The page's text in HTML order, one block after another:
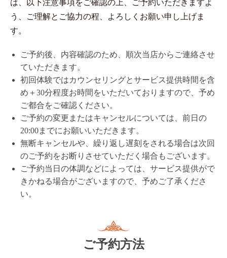
は、以下注意事項をご確認の上、ご予約いただきますよ
う、ご理解とご協力の程、よろしくお願い申し上げま
す。
ご予約後、内容確認のため、順次当店からご連絡させ
ていただきます。
初回体験ではカウンセリングとサービス提供時間を含
め＋30分程度お時間をいただいておりますので、予め
ご都合をご確認ください。
ご予約の変更またはキャンセルについては、前日の
20:00までにお願いいただきます。
無断キャンセルや、繰り返し遅刻をされる場合は次回
のご予約をお断りさせていただく場合もございます。
ご予約当日の体調などによっては、サービス提供がで
きかねる場合がございますので、予めご了承くださ
い。
ご予約方法